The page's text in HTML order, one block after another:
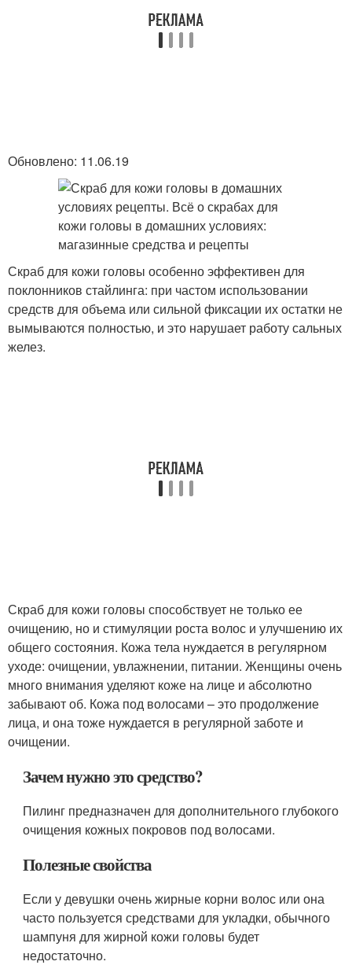
Обновлено: 11.06.19
Скраб для кожи головы особенно эффективен для
поклонников стайлинга: при частом использовании
средств для объема или сильной фиксации их остатки не
вымываются полностью, и это нарушает работу сальных
желез.
Скраб для кожи головы способствует не только ее
очищению, но и стимуляции роста волос и улучшению их
общего состояния. Кожа тела нуждается в регулярном
уходе: очищении, увлажнении, питании. Женщины очень
много внимания уделяют коже на лице и абсолютно
забывают об. Кожа под волосами – это продолжение
лица, и она тоже нуждается в регулярной заботе и
очищении.
Зачем нужно это средство?
Пилинг предназначен для дополнительного глубокого
очищения кожных покровов под волосами.
Полезные свойства
Если у девушки очень жирные корни волос или она
часто пользуется средствами для укладки, обычного
шампуня для жирной кожи головы будет
недостаточно.